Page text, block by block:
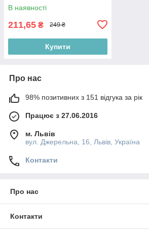
В наявності
211,65 ₴ 249 ₴
Купити
Про нас
98% позитивних з 151 відгука за рік
Працює з 27.06.2016
м. Львів
вул. Джерельна, 16, Львів, Україна
Контакти
Про нас
Контакти